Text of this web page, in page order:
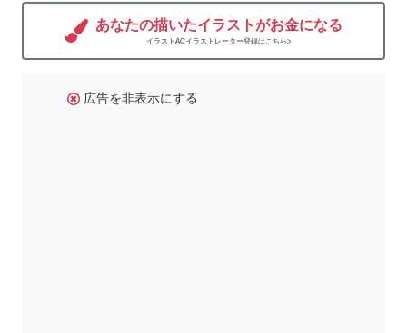
あなたの描いたイラストがお金になる
イラストACイラストレーター登録はこちら>
広告を非表示にする